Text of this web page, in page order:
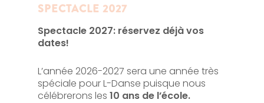
SPECTACLE 2027
Spectacle 2027: réservez déjà vos
dates!
L’année 2026-2027 sera une année très
spéciale pour L-Danse puisque nous
célébrerons les 10 ans de l’école.